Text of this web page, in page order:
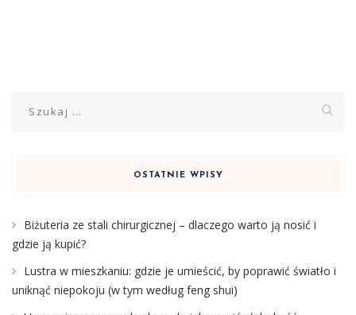
OSTATNIE WPISY
Biżuteria ze stali chirurgicznej – dlaczego warto ją nosić i
gdzie ją kupić?
Lustra w mieszkaniu: gdzie je umieścić, by poprawić światło i
uniknąć niepokoju (w tym według feng shui)